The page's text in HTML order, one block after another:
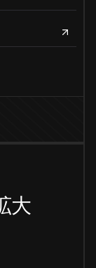
大